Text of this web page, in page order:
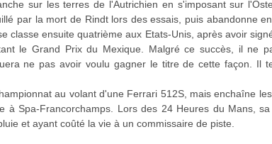
sur les terres de l'Autrichien en s'imposant sur
par la mort de Rindt lors des essais, puis abandonne
classe ensuite quatrième aux Etats-Unis, après avoir
le Grand Prix du Mexique. Malgré ce succès, il ne
ne pas avoir voulu gagner le titre de cette façon. Il
au volant d'une Ferrari 512S, mais enchaîne
à Spa-Francorchamps. Lors des 24 Heures du Mans,
et ayant coûté la vie à un commissaire de piste.